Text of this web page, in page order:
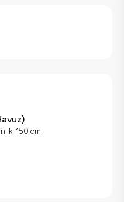
)
150 cm